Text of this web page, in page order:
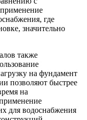
где
значительно
также
на фундамент
позволяют быстрее
на
для водоснабжения